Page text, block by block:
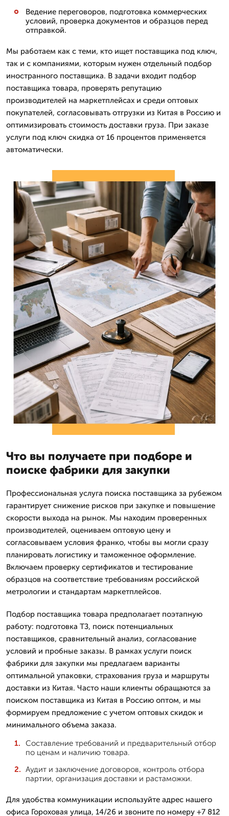
Ведение переговоров, подготовка коммерческих
условий, проверка документов и образцов перед
отправкой.
Мы работаем как с теми, кто ищет поставщика под ключ,
так и с компаниями, которым нужен отдельный подбор
иностранного поставщика. В задачи входит подбор
поставщика товара, проверять репутацию
производителей на маркетплейсах и среди оптовых
покупателей, согласовывать отгрузки из Китая в Россию и
оптимизировать стоимость доставки груза. При заказе
услуги под ключ скидка от 16 процентов применяется
автоматически.
Что вы получаете при подборе и
поиске фабрики для закупки
Профессиональная услуга поиска поставщика за рубежом
гарантирует снижение рисков при закупке и повышение
скорости выхода на рынок. Мы находим проверенных
производителей, оцениваем оптовую цену и
согласовываем условия франко, чтобы вы могли сразу
планировать логистику и таможенное оформление.
Включаем проверку сертификатов и тестирование
образцов на соответствие требованиям российской
метрологии и стандартам маркетплейсов.
Подбор поставщика товара предполагает поэтапную
работу: подготовка ТЗ, поиск потенциальных
поставщиков, сравнительный анализ, согласование
условий и пробные заказы. В рамках услуги поиск
фабрики для закупки мы предлагаем варианты
оптимальной упаковки, страхования груза и маршруты
доставки из Китая. Часто наши клиенты обращаются за
поиском поставщика из Китая в Россию оптом, и мы
формируем предложение с учетом оптовых скидок и
минимального объема заказа.
Составление требований и предварительный отбор
по ценам и наличию товара.
Аудит и заключение договоров, контроль отбора
партии, организация доставки и растаможки.
Для удобства коммуникации используйте адрес нашего
офиса Гороховая улица, 14/26 и звоните по номеру +7 812